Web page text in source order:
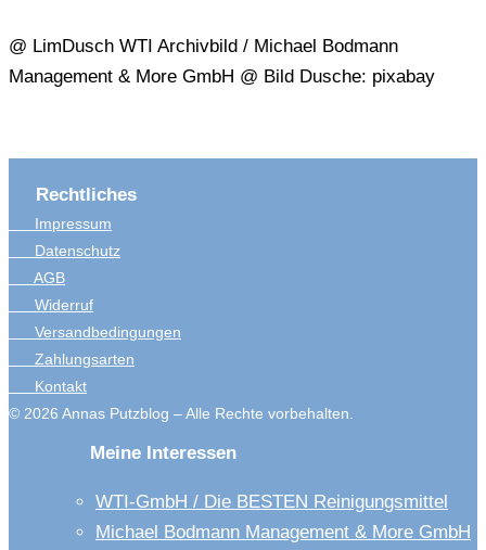
@ LimDusch WTI Archivbild / Michael Bodmann
Management & More GmbH @ Bild Dusche: pixabay
Rechtliches
Impressum
Datenschutz
AGB
Widerruf
Versandbedingungen
Zahlungsarten
Kontakt
© 2026 Annas Putzblog – Alle Rechte vorbehalten.
Meine Interessen
WTI-GmbH / Die BESTEN Reinigungsmittel
Michael Bodmann Management & More GmbH